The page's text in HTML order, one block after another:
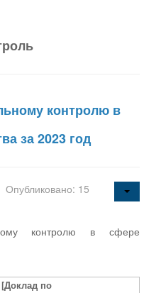
контролю в
за 2023 год
Опубликовано: 15
контролю в сфере
[Доклад по